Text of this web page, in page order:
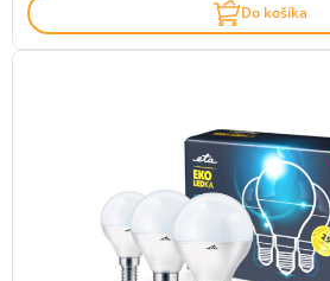
Do košíka